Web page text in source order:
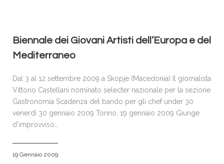
Biennale dei Giovani Artisti dell’Europa e del
Mediterraneo
Dal 3 al 12 settembre 2009 a Skopje (Macedonia) Il giornalista
Vittorio Castellani nominato selecter nazionale per la sezione
Gastronomia Scadenza del bando per gli chef under 30
venerdì 30 gennaio 2009 Torino, 19 gennaio 2009 Giunge
d’improvviso…
19 Gennaio 2009